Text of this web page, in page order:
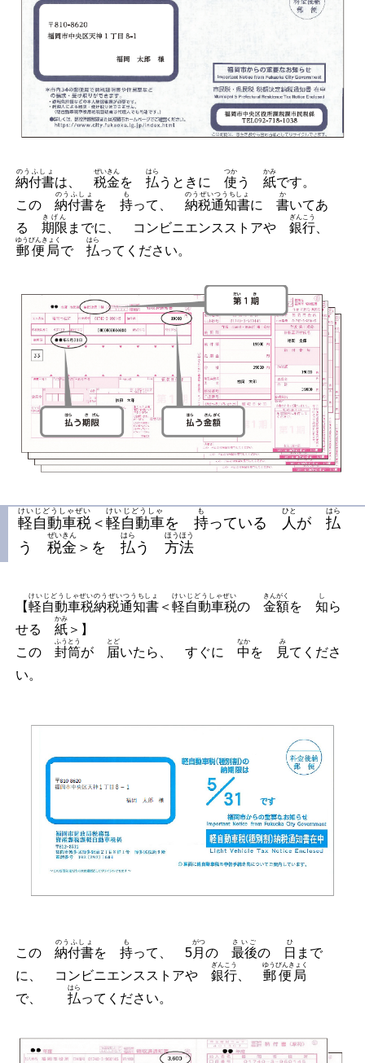
納付書
のうふしょ
は、 税金
ぜいきん
を 払
はら
うときに 使
つか
う 紙
かみ
です。
この 納付書
のうふしょ
を 持
も
って、 納税通知書
のうぜいつうちしょ
に 書
か
いてあ
る 期限
きげん
までに、 コンビニエンスストアや 銀行
ぎんこう
、
郵便局
ゆうびんきょく
で 払
はら
ってください。
軽自動車税
けいじどうしゃぜい
＜ 軽自動車
けいじどうしゃ
を 持
も
っている 人
ひと
が 払
はら
う 税金
ぜいきん
＞を 払
はら
う 方法
ほうほう
【軽自動車税
けいじどうしゃぜい
納税通知書
のうぜいつうちしょ
＜ 軽自動車税
けいじどうしゃぜい
の 金額
きんがく
を 知
し
ら
せる 紙
かみ
＞】
この 封筒
ふうとう
が 届
とど
いたら、 すぐに 中
なか
を 見
み
てくださ
い。
この 納付書
のうふしょ
を 持
も
って、 5月
がつ
の 最後
さいご
の 日
ひ
まで
に、 コンビニエンスストアや 銀行
ぎんこう
、 郵便局
ゆうびんきょく
で、 払
はら
ってください。